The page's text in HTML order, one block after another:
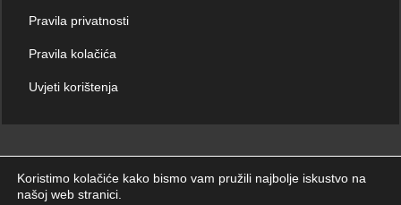
Pravila privatnosti
Pravila kolačića
Uvjeti korištenja
Koristimo kolačiće kako bismo vam pružili najbolje iskustvo na
našoj web stranici.